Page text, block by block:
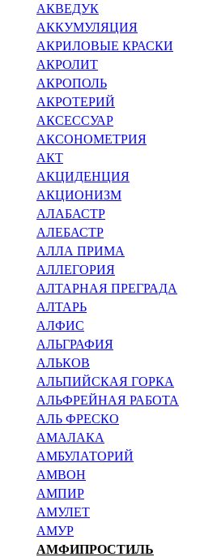
АКВЕДУК
АККУМУЛЯЦИЯ
АКРИЛОВЫЕ КРАСКИ
АКРОЛИТ
АКРОПОЛЬ
АКРОТЕРИЙ
АКСЕССУАР
АКСОНОМЕТРИЯ
АКТ
АКЦИДЕНЦИЯ
АКЦИОНИЗМ
АЛАБАСТР
АЛЕБАСТР
АЛЛА ПРИМА
АЛЛЕГОРИЯ
АЛТАРНАЯ ПРЕГРАДА
АЛТАРЬ
АЛФИС
АЛЬГРАФИЯ
АЛЬКОВ
АЛЬПИЙСКАЯ ГОРКА
АЛЬФРЕЙНАЯ РАБОТА
АЛЬ ФРЕСКО
АМАЛАКА
АМБУЛАТОРИЙ
АМВОН
АМПИР
АМУЛЕТ
АМУР
АМФИПРОСТИЛЬ